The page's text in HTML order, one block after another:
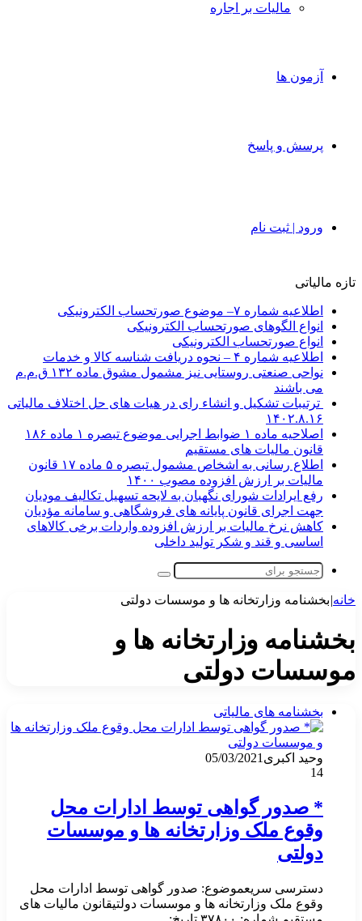
مالیات بر اجاره
آزمون ها
پرسش و پاسخ
ورود | ثبت نام
تازه مالیاتی
اطلاعیه شماره ۷– موضوع صورتحساب الکترونیکی
انواع الگوهای صورتحساب الکترونیکی
انواع صورتحساب الکترونیکی
اطلاعیه شماره ۴ – نحوه دریافت شناسه کالا و خدمات
نواحی صنعتی روستایی نیز مشمول مشوق ماده ۱۳۲ ق.م.م
می باشند
ترتیبات تشکیل و انشاء رای در هیات های حل اختلاف مالیاتی
۱۴۰۲.۸.۱۶
اصلاحیه ماده ۱ ضوابط اجرایی موضوع تبصره ۱ ماده ۱۸۶
قانون مالیات های مستقیم
اطلاع رسانی به اشخاص مشمول تبصره ۵ ماده ۱۷ قانون
مالیات بر ارزش افزوده مصوب ۱۴۰۰
رفع ایرادات شورای نگهبان به لایحه تسهیل تکالیف مودیان
جهت اجرای قانون پایانه های فروشگاهی و سامانه مؤدیان
کاهش نرخ مالیات بر ارزش افزوده واردات برخی کالاهای
اساسی و قند و شکر تولید داخلی
جستجو
خانه|بخشنامه وزارتخانه ها و موسسات دولتی
بخشنامه وزارتخانه ها و
موسسات دولتی
بخشنامه های مالیاتی
وحید اکبری 05/03/2021
14
* صدور گواهی توسط ادارات محل
وقوع ملک وزارتخانه ها و موسسات
دولتی
دسترسی سریعموضوع: صدور گواهی توسط ادارات محل
وقوع ملک وزارتخانه ها و موسسات دولتیقانون مالیات های